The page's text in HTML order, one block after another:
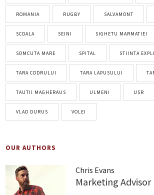
ROMANIA RUGBY SALVAMONT
SCOALA SEINI SIGHETU MARMATIEI
SOMCUTA MARE SPITAL STIINTA
TARA CODRULUI TARA LAPUSULUI
TAUTII MAGHERAUS ULMENI USR
VLAD DURUS VOLEI
OUR AUTHORS
Chris Evans
Marketing Advisor